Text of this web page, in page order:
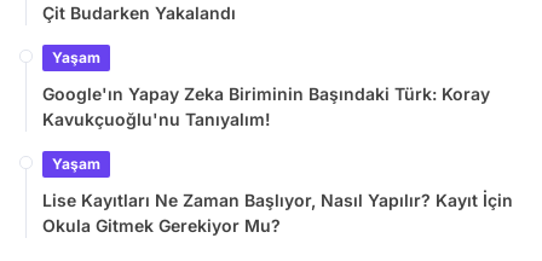
Çit Budarken Yakalandı
Yaşam
Google'ın Yapay Zeka Biriminin Başındaki Türk: Koray
Kavukçuoğlu'nu Tanıyalım!
Yaşam
Lise Kayıtları Ne Zaman Başlıyor, Nasıl Yapılır? Kayıt İçin
Okula Gitmek Gerekiyor Mu?